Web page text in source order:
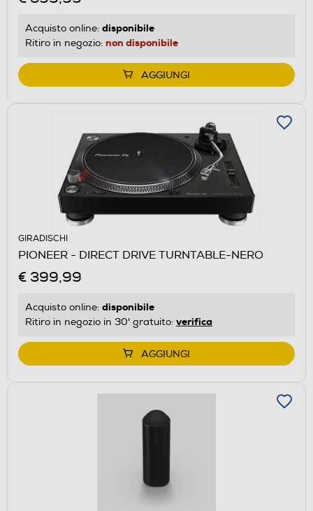
Acquisto online: disponibile
Ritiro in negozio: non disponibile
AGGIUNGI
GIRADISCHI
PIONEER - DIRECT DRIVE TURNTABLE-NERO
€ 399,99
Acquisto online: disponibile
Ritiro in negozio in 30' gratuito: verifica
AGGIUNGI